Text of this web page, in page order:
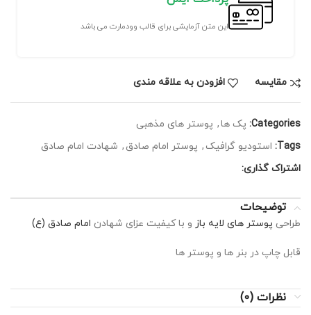
این متن آزمایشی برای قالب وودمارت می باشد
مقايسه افزودن به علاقه مندی
Categories: پک ها, پوستر های مذهبی
Tags: استودیو گرافیک , پوستر امام صادق, شهادت امام صادق
اشتراک گذاری:
توضیحات
طراحی پوستر های لایه باز و با کیفیت عزای شهادن امام صادق (ع)
قابل چاپ در بنر ها و پوستر ها
نظرات (0)